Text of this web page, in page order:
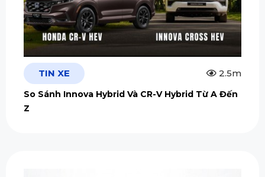
TIN XE 2.5m
So Sánh Innova Hybrid Và CR-V Hybrid Từ A Đến
Z